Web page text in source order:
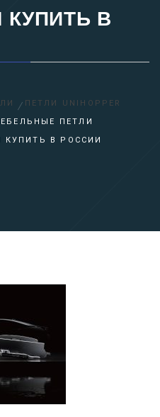
В
ПЕТЛИ UNIHOPPER
ПЕТЛИ
КУПИТЬ В РОССИИ